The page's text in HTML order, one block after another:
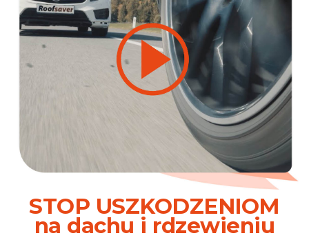
STOP USZKODZENIOM
na dachu i rdzewieniu